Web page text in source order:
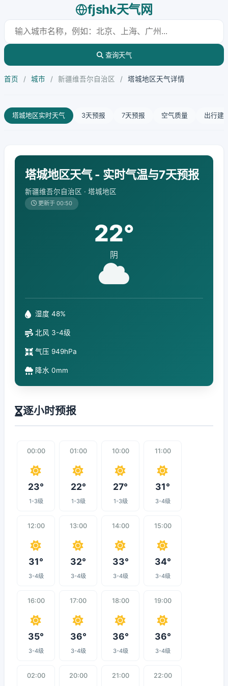
fjshk天气网
查询天气
首页 / 城市 / 新疆维吾尔自治区 / 塔城地区天气详情
塔城地区实时天气 3天预报 7天预报 空气质量 出行建
塔城地区天气 - 实时气温与7天预报
新疆维吾尔自治区 · 塔城地区
更新于 00:50
22°
阴
湿度 48%
北风 3-4级
气压 949hPa
降水 0mm
逐小时预报
00:00
23°
1-3级
01:00
22°
1-3级
10:00
27°
1-3级
11:00
31°
3-4级
12:00
31°
3-4级
13:00
32°
3-4级
14:00
33°
3-4级
15:00
34°
3-4级
16:00
35°
3-4级
17:00
36°
3-4级
18:00
36°
3-4级
19:00
36°
3-4级
02:00 20:00 21:00 22:00